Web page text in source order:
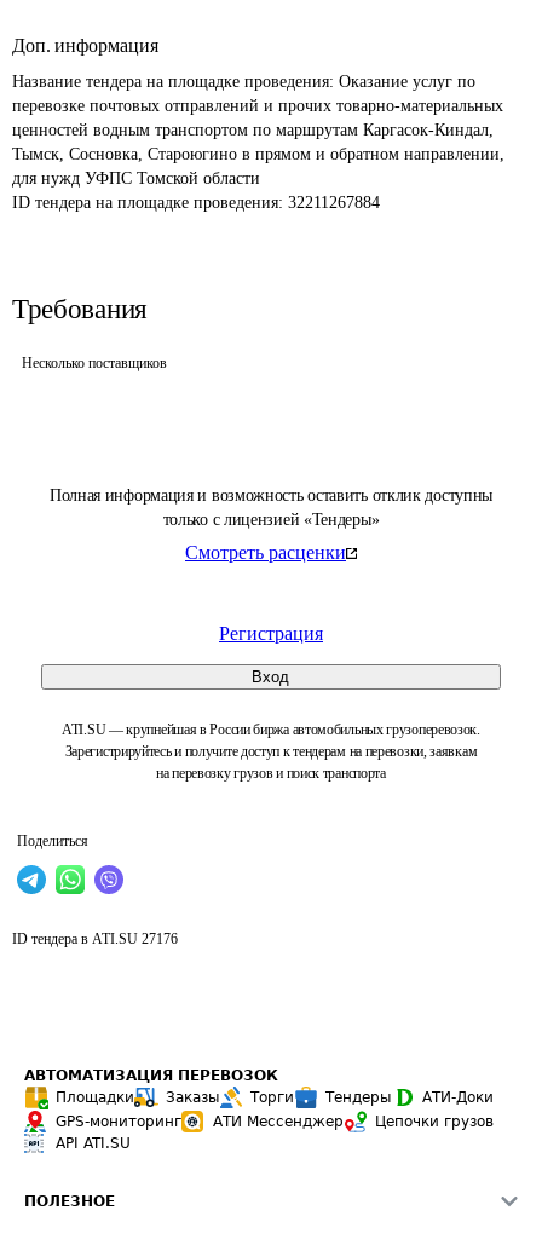
Полная информация и возможность оставить отклик доступны
только с лицензией «Тендеры»
Смотреть расценки
Регистрация
Вход
ATI.SU — крупнейшая в России биржа автомобильных грузоперевозок.
Зарегистрируйтесь и получите доступ к тендерам на перевозки, заявкам
на перевозку грузов и поиск транспорта
Поделиться
Доп. информация
Название тендера на площадке проведения: Оказание услуг по
перевозке почтовых отправлений и прочих товарно-материальных
ценностей водным транспортом по маршрутам Каргасок-Киндал,
Тымск, Сосновка, Староюгино в прямом и обратном направлении,
для нужд УФПС Томской области
ID тендера на площадке проведения: 32211267884
Требования
Несколько поставщиков
ID тендера в ATI.SU 27176
АВТОМАТИЗАЦИЯ ПЕРЕВОЗОК
Площадки
Заказы Торги Тендеры
АТИ-Доки
GPS-мониторинг
АТИ Мессенджер
Цепочки грузов
API ATI.SU
ПОЛЕЗНОЕ